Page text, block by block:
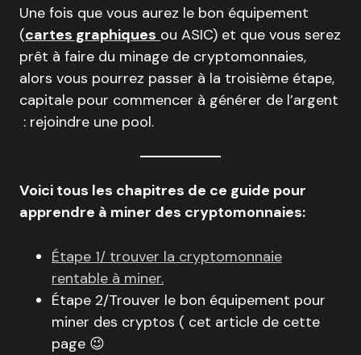
Une fois que vous aurez le bon équipement
(cartes graphiques ou ASIC) et que vous serez
prêt à faire du minage de cryptomonnaies,
alors vous pourrez passer à la troisième étape,
capitale pour commencer à générer de l’argent
: rejoindre une pool.
Voici tous les chapitres de ce guide pour
apprendre à miner des cryptomonnaies:
Étape 1/ trouver la cryptomonnaie
rentable à miner.
Étape 2/Trouver le bon équipement pour
miner des cryptos ( cet article de cette
page 😉